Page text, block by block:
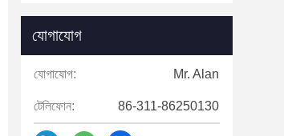
যোগাযোগ
যোগাযোগ: Mr. Alan
টেলিফোন: 86-311-86250130